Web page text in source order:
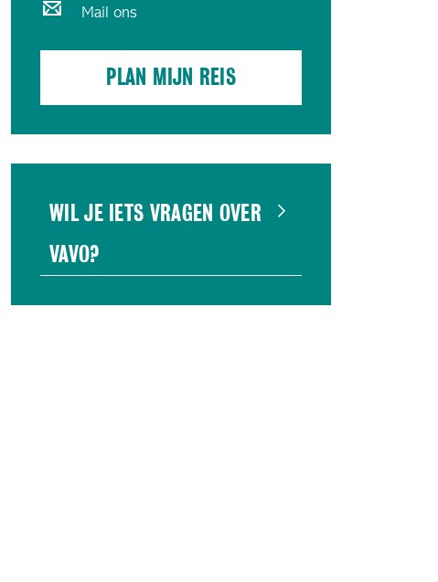
Mail ons
PLAN MIJN REIS
WIL JE IETS VRAGEN OVER
VAVO?